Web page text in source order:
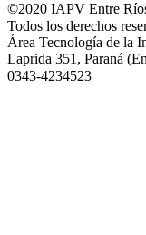
©2020 IAPV Entre
Todos los derechos
Área Tecnología de la
Laprida 351, Paraná
0343-4234523